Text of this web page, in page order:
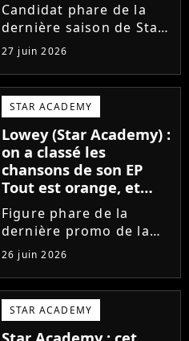
Candidat phare de la
dernière saison de Star
Academy, Bastiaan fait
enfin les présentations
en musique. Découvrez
son premier single
Château, très Troye
Sivan dans l'esprit, et
son...
27 juin 2026
STAR ACADEMY
Lowey (Star Academy) :
on a classé les
chansons de son EP
Tout est orange, et
voici la meilleure !
Figure phare de la
dernière promo de la
Star Academy, Léo se
lance enfin. Sous le nom
de scène Lowey, l'artiste
de 25 ans dévoile un
premier EP énergique et
très prometteur
26 juin 2026
STAR ACADEMY